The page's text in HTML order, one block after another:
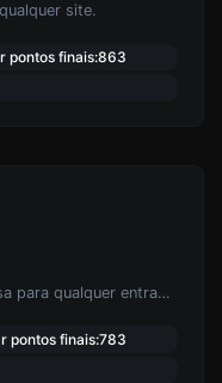
site.
pontos finais:863
Converta texto em binário e vice-versa para qualquer entrada de string.
pontos finais:783